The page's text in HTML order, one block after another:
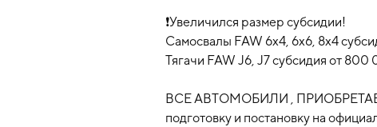
❗️Увеличился размер субсидии!
Самосвалы FAW 6x4, 6х6, 8x4
Тягачи FAW J6, J7 субсидия от
ВСЕ АВТОМОБИЛИ ,
подготовку и постановку на